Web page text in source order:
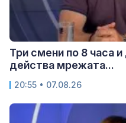
Три смени по 8 часа
действа мрежата...
20:55 • 07.08.26